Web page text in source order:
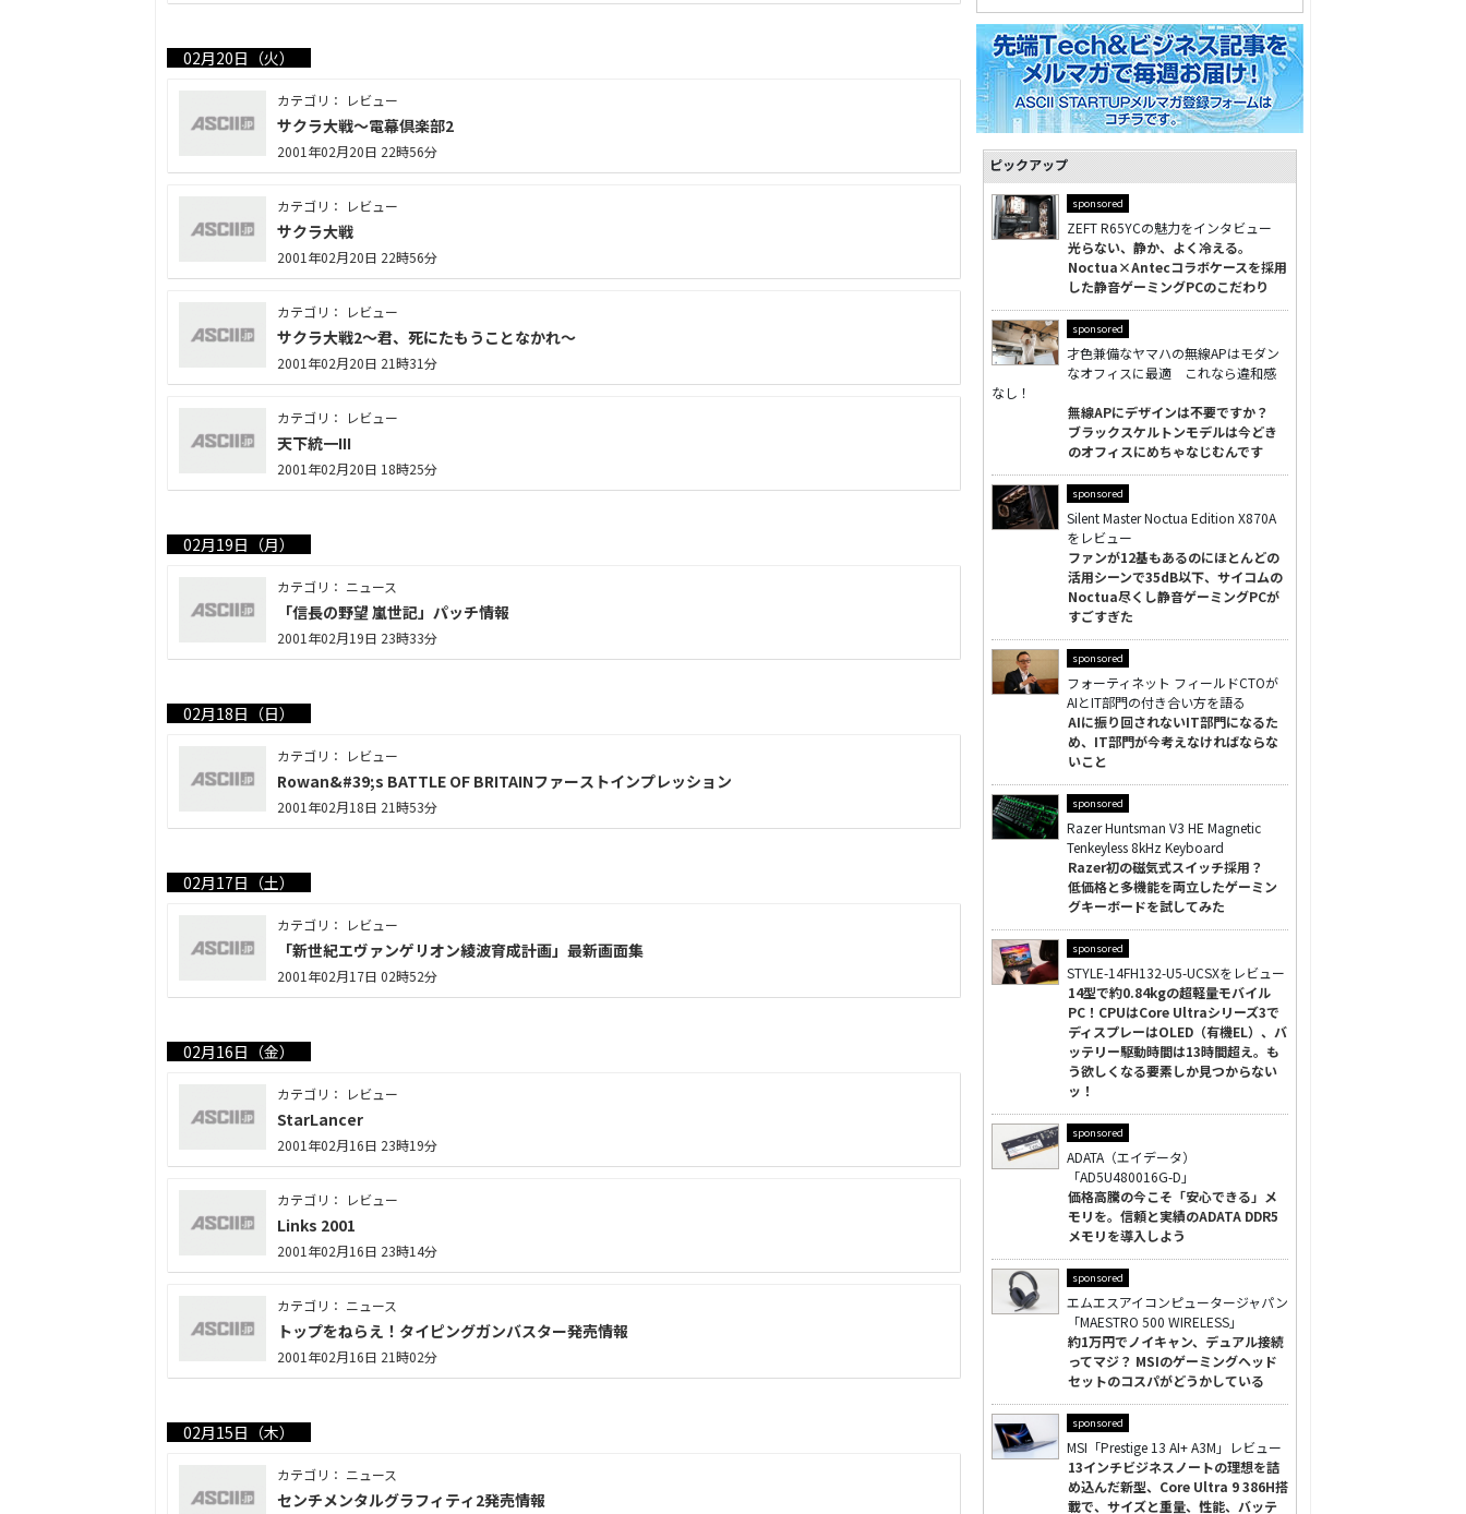
02月20日（火）
カテゴリ： レビュー
サクラ大戦～電幕倶楽部2
2001年02月20日 22時56分
カテゴリ： レビュー
サクラ大戦
2001年02月20日 22時56分
カテゴリ： レビュー
サクラ大戦2～君、死にたもうことなかれ～
2001年02月20日 21時31分
カテゴリ： レビュー
天下統一III
2001年02月20日 18時25分
02月19日（月）
カテゴリ： ニュース
「信長の野望 嵐世記」パッチ情報
2001年02月19日 23時33分
02月18日（日）
カテゴリ： レビュー
Rowan&#39;s BATTLE OF BRITAINファーストインプレッション
2001年02月18日 21時53分
02月17日（土）
カテゴリ： レビュー
「新世紀エヴァンゲリオン綾波育成計画」最新画面集
2001年02月17日 02時52分
02月16日（金）
カテゴリ： レビュー
StarLancer
2001年02月16日 23時19分
カテゴリ： レビュー
Links 2001
2001年02月16日 23時14分
カテゴリ： ニュース
トップをねらえ！タイピングガンバスター発売情報
2001年02月16日 21時02分
02月15日（木）
カテゴリ： ニュース
センチメンタルグラフィティ2発売情報
ピックアップ
sponsored
ZEFT R65YCの魅力をインタビュー
光らない、静か、よく冷える。
Noctua×Antecコラボケースを採用
した静音ゲーミングPCのこだわり
sponsored
才色兼備なヤマハの無線APはモダン
なオフィスに最適 これなら違和感
なし！
無線APにデザインは不要ですか？
ブラックスケルトンモデルは今どき
のオフィスにめちゃなじむんです
sponsored
Silent Master Noctua Edition X870A
をレビュー
ファンが12基もあるのにほとんどの
活用シーンで35dB以下、サイコムの
Noctua尽くし静音ゲーミングPCが
すごすぎた
sponsored
フォーティネット フィールドCTOが
AIとIT部門の付き合い方を語る
AIに振り回されないIT部門になるた
め、IT部門が今考えなければならな
いこと
sponsored
Razer Huntsman V3 HE Magnetic
Tenkeyless 8kHz Keyboard
Razer初の磁気式スイッチ採用？
低価格と多機能を両立したゲーミン
グキーボードを試してみた
sponsored
STYLE-14FH132-U5-UCSXをレビュー
14型で約0.84kgの超軽量モバイル
PC！CPUはCore Ultraシリーズ3で
ディスプレーはOLED（有機EL）、バ
ッテリー駆動時間は13時間超え。も
う欲しくなる要素しか見つからない
ッ！
sponsored
ADATA（エイデータ）
「AD5U480016G-D」
価格高騰の今こそ「安心できる」メ
モリを。信頼と実績のADATA DDR5
メモリを導入しよう
sponsored
エムエスアイコンピュータージャパン
「MAESTRO 500 WIRELESS」
約1万円でノイキャン、デュアル接続
ってマジ？ MSIのゲーミングヘッド
セットのコスパがどうかしている
sponsored
MSI「Prestige 13 AI+ A3M」レビュー
13インチビジネスノートの理想を詰
め込んだ新型、Core Ultra 9 386H搭
載で、サイズと重量、性能、バッテ